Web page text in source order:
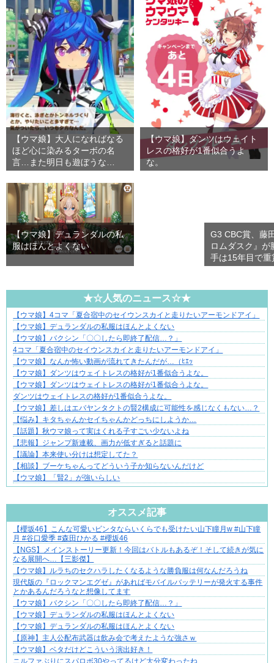
【ウマ娘】大人になればなる
ほど心に染みるターボの名
言…また明日も遊ぼうな…
【ウマ娘】ダンツはウェイト
レスの格好が1番似合うよ
な。
【ウマ娘】デュランダルの私
服はほんとよくない
G3 CBC賞、藤
ロムダスク』が
手は15年目で
★☆人気のニュース☆★
身近すぎる“厄介な人たち”が大集合！
【ウマ娘】4コマ「夏合宿中のセイウンスカイと走りたいアーモンドアイ」
【ウマ娘】デュランダルの私服はほんとよくない
【ウマ娘】バクシン「〇〇したら即終了配信…？」
4コマ「夏合宿中のセイウンスカイと走りたいアーモンドアイ」
【ウマ娘】なんか怖い動画が流れてきたんだが…（ﾋｴｯ
【ウマ娘】ダンツはウェイトレスの格好が1番似合うよな。
【ウマ娘】ダンツはウェイトレスの格好が1番似合うよな。
ダンツはウェイトレスの格好が1番似合うよな。
【ウマ娘】差しはエバヤンタクトの賢2構成に可能性を感じなくもない…？
【悩み】キタちゃんかセイちゃんかどっちにしようか…
【話題】秋ウマ娘って実はくれる子すごい少ないよね
【悲報】ジャンプ新連載、画力が低すぎると話題に
【議論】本来使い分けは想定してた？
【相談】ブーケちゃんってどういう子か知らないんだけど
【ウマ娘】「賢2」が強いらしい
オススメ記事
知らない土地で、主婦は孤独になる
​【櫻坂46】こんな可愛いビンタならいくらでも受けたい山下瞳月w #山下瞳
月 #谷口愛季 #森田ひかる #櫻坂46
【NGS】メインストーリー更新！今回はバトルもあるぞ！そして続きが気に
なる展開へ…【三影傑】
【ウマ娘】ルラちのセクハラしたくなるような勝負服は何なんだろうね
現代版の『ロックマンエグゼ』があればモバイルバッテリーが発火する事件
とかあるんだろうなと想像してます
【ウマ娘】バクシン「〇〇したら即終了配信…？」
【ウマ娘】デュランダルの私服はほんとよくない
【ウマ娘】デュランダルの私服はほんとよくない
【原神】主人公配布武器は飲み会で考えたような強さｗ
【ウマ娘】ベタだけどこういう演出好き！
ニルファぶりにスパロボ30やってるけど大分変わったね